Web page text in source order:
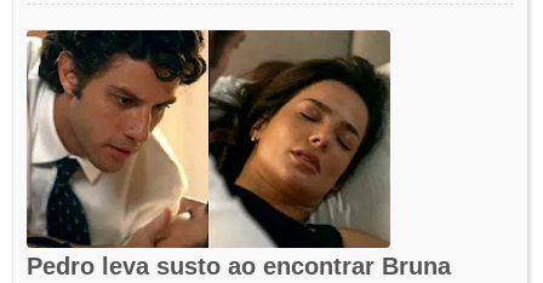
Pedro leva susto ao encontrar Bruna